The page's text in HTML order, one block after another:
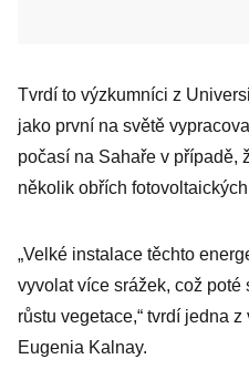
Tvrdí to výzkumníci z
jako první na světě
počasí na Sahaře v případě,
několik obřích
„Velké instalace těchto
vyvolat více srážek, což poté
růstu vegetace,“ tvrdí jedna
Eugenia Kalnay.